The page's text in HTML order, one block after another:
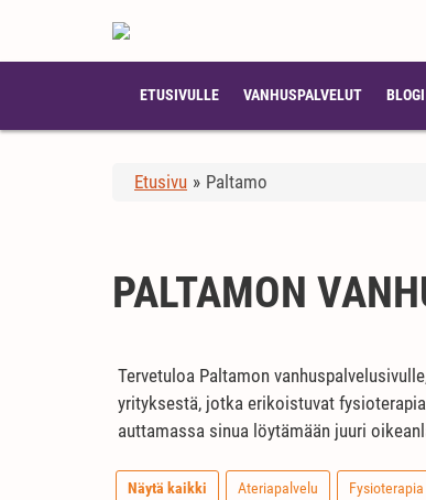
ETUSIVULLE VANHUSPALVELUT BLOGI
Etusivu » Paltamo
PALTAMON
Tervetuloa Paltamon
yrityksestä, jotka erikoistuvat
auttamassa sinua löytämään juuri
Näytä kaikki Ateriapalvelu Fysioterapia